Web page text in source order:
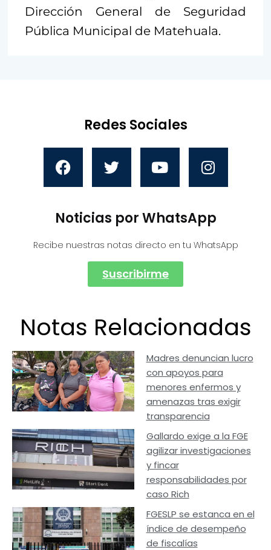
Dirección General de Seguridad
Pública Municipal de Matehuala.
Redes Sociales
Noticias por WhatsApp
Recibe nuestras notas directo en tu WhatsApp
Suscribirme
Notas Relacionadas
Madres denuncian lucro
con apoyos para
menores enfermos y
amenazas tras exigir
transparencia
Gallardo exige a la FGE
agilizar investigaciones
y fincar
responsabilidades por
caso Rich
FGESLP se estanca en el
índice de desempeño
de fiscalías